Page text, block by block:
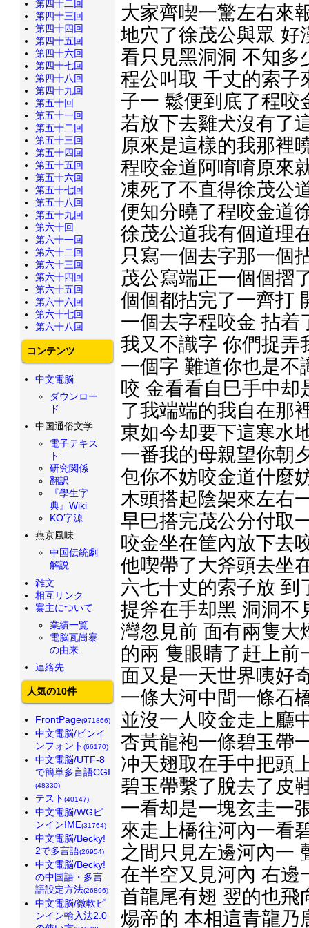
大家齊喫一驚左右來
地穴了徐茂公與眾 好
看只見黑洞洞 不知多
程公叫取 千丈的索子
子一 鬆便到底了程咬
若放下去雞犬沒有了
原來是這樣的我那裡
程咬金道阿唷唷原來
凍死了不直得徐茂公
便知分曉了程咬金道
徐茂公道我有個道理
只寫一個去字那一個
茂公寫端正一個個摺
個個都拈完了一齊打
一個去字程咬金 拈着
我又不識字 你們捉弄
一個字 難道你也是不
咬 金看看自巳手中却
了我端端的我自在那
東如今却要下這寒水
一番我的母親望你朝
包你不妨咬金道什麼
木頭搭起陰架來左右
早巳搭完茂公分付取
咬金坐在筐內放下去
他喫帶了大斧頭去坐
六七十丈的索子放 到
提斧在手却黑 洞洞不
灣忽見前 面有兩隻大
的兩 隻眼睛了赶上前
面又是一天世界咦好
一條大河中間一條石
並沒一人咬金走上廳
杏黃龍袍一條碧玉帶
冲天翅取在手中把頭
碧玉帶繫了脫去了皮
一看却是一塊玄圭一
來走上橋往河內一看
之間只見左邊河內一
在半空又見河內 右邊
首龍尾有翅 翌的也飛
煬帝的 本相這青龍乃
第四十二回
第四十三回
第四十四回
第四十五回
第四十六回
第四十七回
第四十八回
第四十九回
第五十回
第五十一回
第五十二回
第五十三回
第五十四回
第五十五回
第五十六回
第五十七回
第五十八回
第五十九回
第六十回
第六十一回
第六十二回
第六十三回
第六十四回
第六十五回
第六十六回
第六十七回
第六十八回
コンテンツ
中文電脳
ダウンロー
ド
中国通俗文学
電子テキス
ト
研究関係
翻訳
『學生字
典』Wiki
KO字源
燕京風味
中国伝統劇
解説
雑文
相互リンク
寨主について
業績一覧
電脳瓦崗寨
の由来
連絡先
人気の10件
FrontPage(971866)
中文電脳/ピンイ
ンフォント (66170)
中文電脳/UTF-8
で簡単多言語CGI
(48330)
テスト (40147)
中文電脳/WGピ
ンインIME(31764)
中文電脳/Becky!
2で多言語(26954)
中文電脳/Becky!
の中国語・多言
語設定方法(26896)
中文電脳/微軟ピ
ンイン輸入法2.0